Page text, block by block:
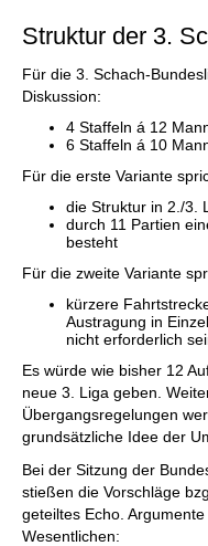
Struktur der 3.
Für die 3. Schach-
Diskussion:
4 Staffeln á 12
6 Staffeln á 10
Für die erste Variante
die Struktur in 2./3.
durch 11 Partien
besteht
Für die zweite Variante
kürzere
Austragung in
nicht erforderlich
Es würde wie bisher 12
neue 3. Liga geben.
Übergangsregelungen
grundsätzliche Idee der
Bei der Sitzung der
stießen die Vorschläge
geteiltes Echo.
Wesentlichen: